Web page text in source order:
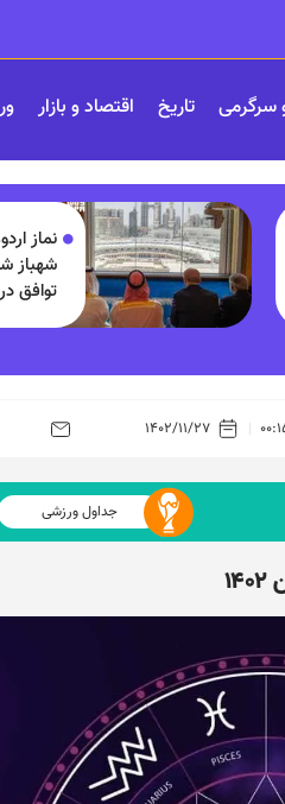
سرگرمی تاریخ اقتصاد و بازار
نماز
شهباز
توافق
۱۴۰۲/۱۱/۲۷
جداول ورزشی